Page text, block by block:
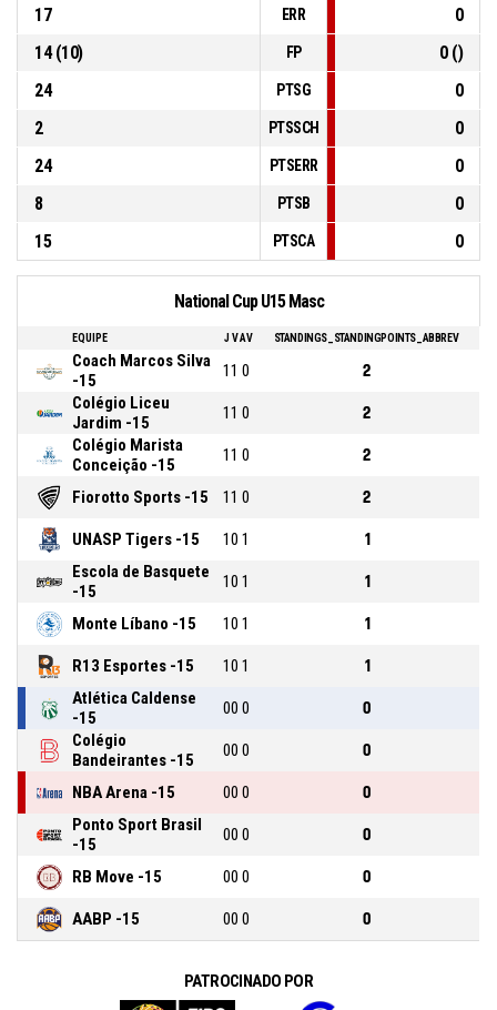
17
ERR
0
14 (10)
FP
0 ()
24
PTSG
0
2
PTSSCH
0
24
PTSERR
0
8
PTSB
0
15
PTSCA 0
National Cup U15 Masc
EQUIPE J VAV STANDINGS_STANDINGPOINTS_ABBREV
Coach Marcos Silva
-15
11 0 2
Colégio Liceu
Jardim -15
11 0 2
Colégio Marista
Conceição -15
11 0 2
Fiorotto Sports -15 11 0 2
UNASP Tigers -15 10 1 1
Escola de Basquete
-15
10 1 1
Monte Líbano -15 10 1 1
R13 Esportes -15 10 1 1
Atlética Caldense
-15
00 0 0
Colégio
Bandeirantes -15
00 0 0
NBA Arena -15 00 0 0
Ponto Sport Brasil
-15
00 0 0
RB Move -15 00 0 0
AABP -15 00 0 0
PATROCINADO POR